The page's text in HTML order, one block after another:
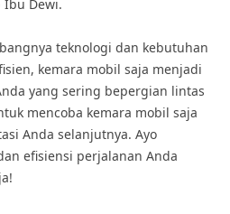
Ibu Dewi.
teknologi dan kebutuhan
kemara mobil saja menjadi
yang sering bepergian lintas
mencoba kemara mobil saja
Anda selanjutnya. Ayo
efisiensi perjalanan Anda